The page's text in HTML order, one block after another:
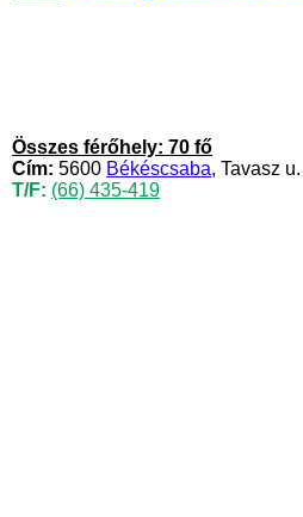
Összes férőhely: 70 fő
Cím: 5600 Békéscsaba, Tavasz
T/F: (66) 435-419